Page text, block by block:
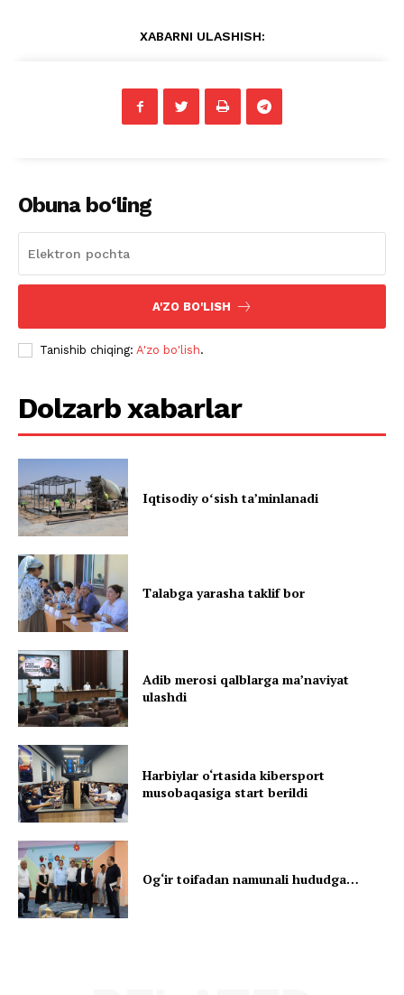
XABARNI ULASHISH:
Obuna bo‘ling
A'ZO BO'LISH
Tanishib chiqing: A'zo bo'lish.
Dolzarb xabarlar
Iqtisodiy oʻsish taʼminlanadi
Talabga yarasha taklif bor
Adib merosi qalblarga maʼnaviyat
ulashdi
Harbiylar o‘rtasida kibersport
musobaqasiga start berildi
Og‘ir toifadan namunali hududga…